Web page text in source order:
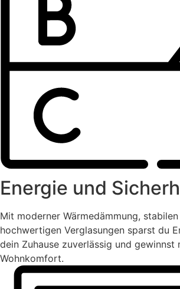
Energie und
Mit moderner Wärmedämmung, stabilen
hochwertigen Verglasungen sparst du
dein Zuhause zuverlässig und gewinnst
Wohnkomfort.